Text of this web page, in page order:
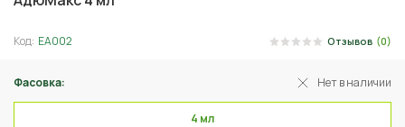
Код: ЕА002 Отзывов (0)
Фасовка: Нет в наличии
4 мл